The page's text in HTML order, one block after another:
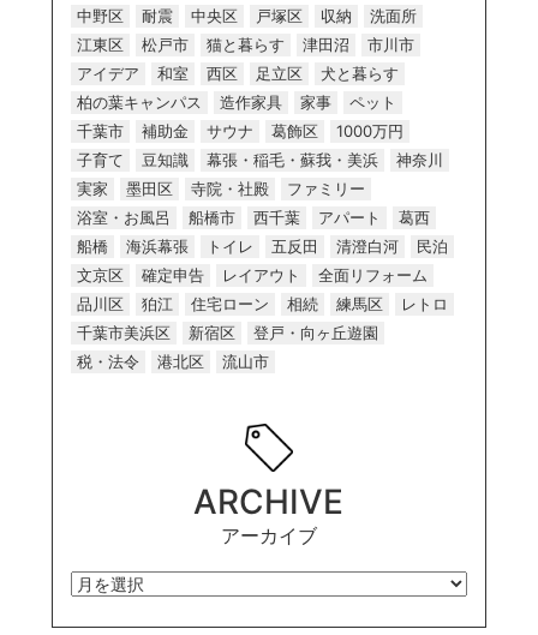
中野区
耐震 中央区 戸塚区 収納
洗面所
江東区
松戸市 猫と暮らす 津田沼
市川市
アイデア
和室 西区 足立区
犬と暮らす
柏の葉キャンパス
造作家具 家事
ペット
千葉市
補助金 サウナ 葛飾区
1000万円
子育て
豆知識 幕張・稲毛・蘇我・美浜
神奈川
実家
墨田区 寺院・社殿
ファミリー
浴室・お風呂
船橋市 西千葉 アパート
葛西
船橋
海浜幕張 トイレ 五反田 清澄白河
民泊
文京区
確定申告 レイアウト
全面リフォーム
品川区
狛江 住宅ローン 相続 練馬区
レトロ
千葉市美浜区
新宿区
登戸・向ヶ丘遊園
税・法令
港北区 流山市
ARCHIVE
アーカイブ